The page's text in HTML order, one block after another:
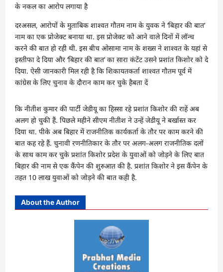
के नकल का आरोप लगाया है
दरअसल, आरोपों के मुताबिक शाश्वत गौतम नाम के युवक ने ‘बिहार की बात’
नाम का एक प्रोजेक्ट बनाया था. इस प्रोजेक्ट को आने वाले दिनों में लॉन्च
करने की बात हो रही थी. इस बीच ओसामा नाम के शख्स ने शाश्वत के यहां से
इस्तीफा दे दिया और ‘बिहार की बात’ का सारा कंटेंट उसने प्रशांत किशोर को दे
दिया. ऐसी जानकारी मिल रही है कि शिकायतकर्ता शाश्वत गौतम पूर्व में
कांग्रेस के लिए चुनाव के दौरान काम कर चुके हैबता दें
कि नीतीश कुमार की पार्टी जेडीयू का हिस्सा रहे प्रशांत किशोर की राहें अब
अलग हो चुकी हैं. पिछले महीने सीएम नीतीश ने उन्हें जेडीयू ने बर्खास्त कर
दिया था. पीके अब बिहार में राजनीतिक कार्यकर्ता के तौर पर काम करने की
बात कह रहे हैं. चुनावी रणनीतिकार के तौर पर अलग-अलग राजनीतिक दलों
के साथ काम कर चुके प्रशांत किशोर प्रदेश के युवाओं को जोड़ने के लिए बात
बिहार की नाम से एक कैंपेन की शुरुआत की है. प्रशांत किशोर ने इस कैंपेन के
तहत 10 लाख युवाओं को जोड़ने की बात कही है.
About the Author